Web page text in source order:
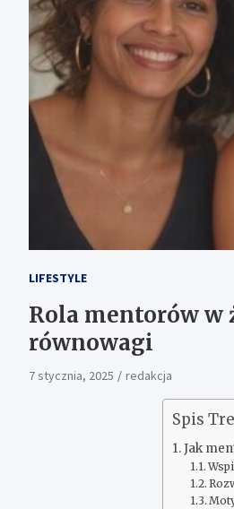
LIFESTYLE
Rola mentorów w
równowagi
7 stycznia, 2025 redakcja
Spis
Jak